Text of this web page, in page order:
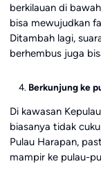
berkilauan di
bisa mewujudkan
Ditambah lagi,
berhembus juga
Berkunjung ke
Di kawasan
biasanya tidak
Pulau Harapan,
mampir ke pulau-